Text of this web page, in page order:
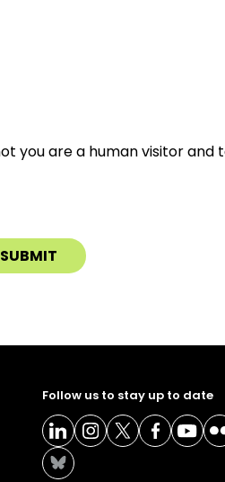
you are a human visitor and
Follow us to stay up to date